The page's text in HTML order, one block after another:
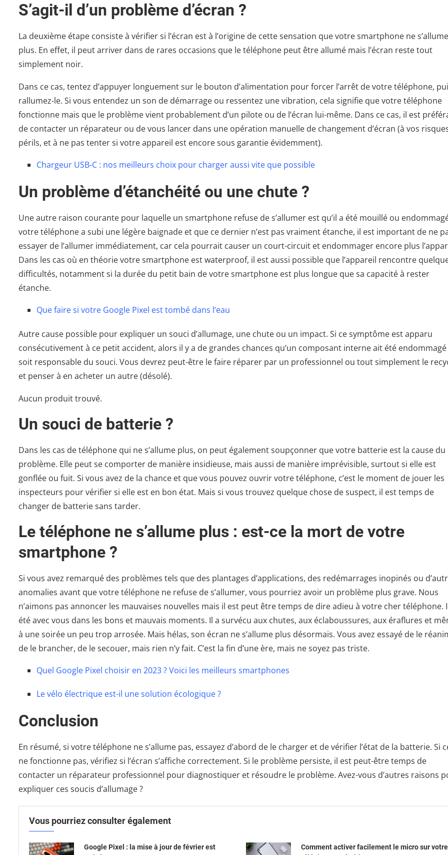
S’agit-il d’un problème d’écran ?
La deuxième étape consiste à vérifier si l’écran est à l’origine de cette sensation que votre smartphone ne s’allume
plus. En effet, il peut arriver dans de rares occasions que le téléphone peut être allumé mais l’écran reste tout
simplement noir.
Dans ce cas, tentez d’appuyer longuement sur le bouton d’alimentation pour forcer l’arrêt de votre téléphone,
rallumez-le. Si vous entendez un son de démarrage ou ressentez une vibration, cela signifie que votre téléphone
fonctionne mais que le problème vient probablement d’un pilote ou de l’écran lui-même. Dans ce cas, il est
de contacter un réparateur ou de vous lancer dans une opération manuelle de changement d’écran (à vos
périls, et à ne pas tenter si votre appareil est encore sous garantie évidemment).
Chargeur USB-C : nos meilleurs choix pour charger aussi vite que possible
Un problème d’étanchéité ou une chute ?
Une autre raison courante pour laquelle un smartphone refuse de s’allumer est qu’il a été mouillé ou
votre téléphone a subi une légère baignade et que ce dernier n’est pas vraiment étanche, il est important de ne
essayer de l’allumer immédiatement, car cela pourrait causer un court-circuit et endommager encore plus
Dans les cas où en théorie votre smartphone est waterproof, il est aussi possible que l’appareil rencontre
difficultés, notamment si la durée du petit bain de votre smartphone est plus longue que sa capacité à rester
étanche.
Que faire si votre Google Pixel est tombé dans l’eau
Autre cause possible pour expliquer un souci d’allumage, une chute ou un impact. Si ce symptôme est apparu
consécutivement à ce petit accident, alors il y a de grandes chances qu’un composant interne ait été
soit responsable du souci. Vous devrez peut-être le faire réparer par un professionnel ou tout simplement le
et penser à en acheter un autre (désolé).
Aucun produit trouvé.
Un souci de batterie ?
Dans les cas de téléphone qui ne s’allume plus, on peut également soupçonner que votre batterie est la cause du
problème. Elle peut se comporter de manière insidieuse, mais aussi de manière imprévisible, surtout si elle est
gonflée ou fuit. Si vous avez de la chance et que vous pouvez ouvrir votre téléphone, c’est le moment de jouer les
inspecteurs pour vérifier si elle est en bon état. Mais si vous trouvez quelque chose de suspect, il est temps de
changer de batterie sans tarder.
Le téléphone ne s’allume plus : est-ce la mort de votre
smartphone ?
Si vous avez remarqué des problèmes tels que des plantages d’applications, des redémarrages inopinés ou
anomalies avant que votre téléphone ne refuse de s’allumer, vous pourriez avoir un problème plus grave. Nous
n’aimons pas annoncer les mauvaises nouvelles mais il est peut être temps de dire adieu à votre cher téléphone.
été avec vous dans les bons et mauvais moments. Il a survécu aux chutes, aux éclaboussures, aux éraflures et
à une soirée un peu trop arrosée. Mais hélas, son écran ne s’allume plus désormais. Vous avez essayé de le
de le brancher, de le secouer, mais rien n’y fait. C’est la fin d’une ère, mais ne soyez pas triste.
Quel Google Pixel choisir en 2023 ? Voici les meilleurs smartphones
Le vélo électrique est-il une solution écologique ?
Conclusion
En résumé, si votre téléphone ne s’allume pas, essayez d’abord de le charger et de vérifier l’état de la batterie. Si
ne fonctionne pas, vérifiez si l’écran s’affiche correctement. Si le problème persiste, il est peut-être temps de
contacter un réparateur professionnel pour diagnostiquer et résoudre le problème. Avez-vous d’autres raisons
expliquer ces soucis d’allumage ?
Vous pourriez consulter également
Google Pixel : la mise à jour de février est
Comment activer facilement le micro sur votre